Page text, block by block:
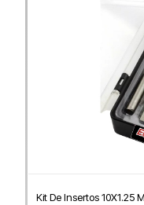
Kit De Insertos